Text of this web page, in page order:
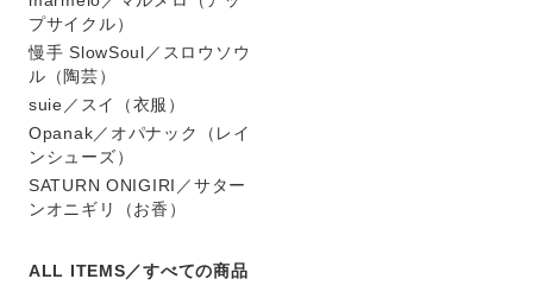
プサイクル）
慢手 SlowSoul／スロウソウ
ル（陶芸）
suie／スイ（衣服）
Opanak／オパナック（レイ
ンシューズ）
SATURN ONIGIRI／サター
ンオニギリ（お香）
ALL ITEMS／すべての商品